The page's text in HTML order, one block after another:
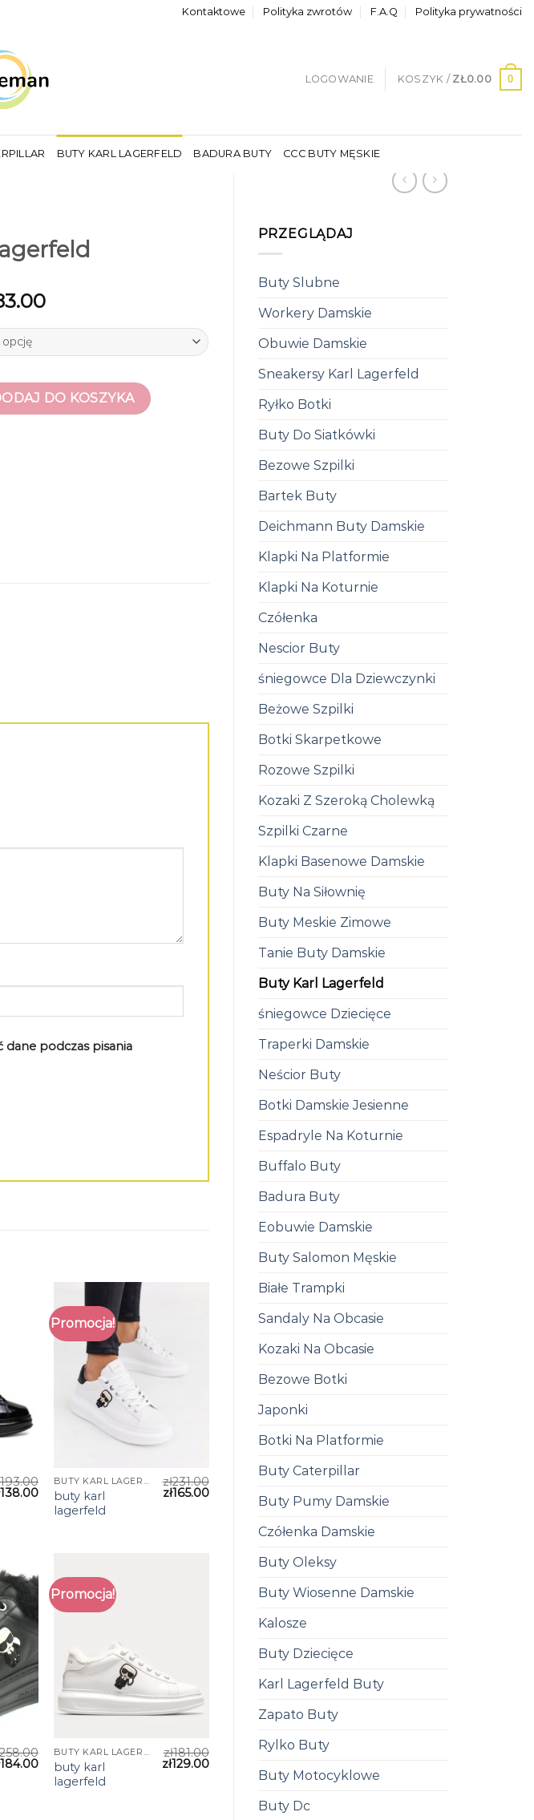
Kontaktowe Polityka zwrotów F.A.Q Polityka prywatności
LOGOWANIE KOSZYK / ZŁ0.00 0
BUTY KARL LAGERFELD BADURA BUTY CCC BUTY MĘSKIE
PRZEGLĄDAJ
Buty Slubne
Workery Damskie
Obuwie Damskie
Sneakersy Karl Lagerfeld
Ryłko Botki
Buty Do Siatkówki
Bezowe Szpilki
Bartek Buty
Deichmann Buty Damskie
Klapki Na Platformie
Klapki Na Koturnie
Czółenka
Nescior Buty
śniegowce Dla Dziewczynki
Beżowe Szpilki
Botki Skarpetkowe
Rozowe Szpilki
Kozaki Z Szeroką Cholewką
Szpilki Czarne
Klapki Basenowe Damskie
Buty Na Siłownię
Buty Meskie Zimowe
Tanie Buty Damskie
Buty Karl Lagerfeld
śniegowce Dziecięce
Traperki Damskie
Neścior Buty
Botki Damskie Jesienne
Espadryle Na Koturnie
Buffalo Buty
Badura Buty
Eobuwie Damskie
Buty Salomon Męskie
Białe Trampki
Sandaly Na Obcasie
Kozaki Na Obcasie
Bezowe Botki
Japonki
Botki Na Platformie
Buty Caterpillar
Buty Pumy Damskie
Czółenka Damskie
Buty Oleksy
Buty Wiosenne Damskie
Kalosze
Buty Dziecięce
Karl Lagerfeld Buty
Zapato Buty
Rylko Buty
Buty Motocyklowe
Buty Dc
DO KOSZYKA
dane podczas pisania
193.00
138.00
Promocja!
BUTY KARL LAGERFELD
buty karl
lagerfeld
zł231.00
zł165.00
184.00
Promocja!
BUTY KARL LAGERFELD
buty karl
lagerfeld
zł181.00
zł129.00